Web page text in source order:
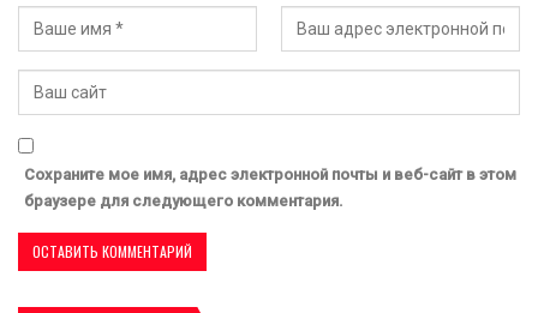
Сохраните мое имя, адрес электронной почты и веб-сайт в этом
браузере для следующего комментария.